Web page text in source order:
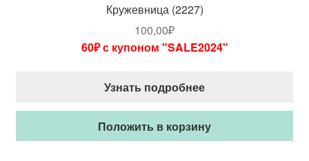
Кружевница (2227)
100,00₽
60₽ с купоном "SALE2024"
Узнать подробнее
Положить в корзину